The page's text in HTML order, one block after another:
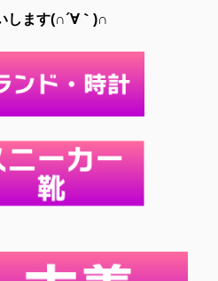
します(∩´∀｀)∩